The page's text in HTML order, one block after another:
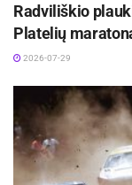
Radviliškio
Platelių
2026-07-29